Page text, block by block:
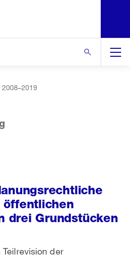
öffentlichen
drei Grundstücken
der